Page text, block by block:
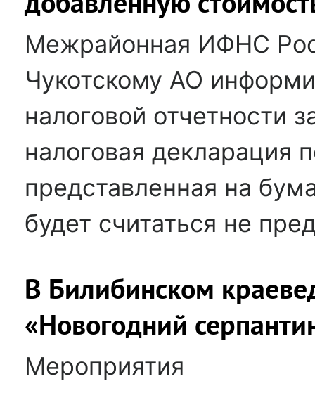
Межрайонная ИФНС
Чукотскому АО
налоговой отчетности
налоговая декларация
представленная на
будет считаться не
В Билибинском
«Новогодний
Мероприятия